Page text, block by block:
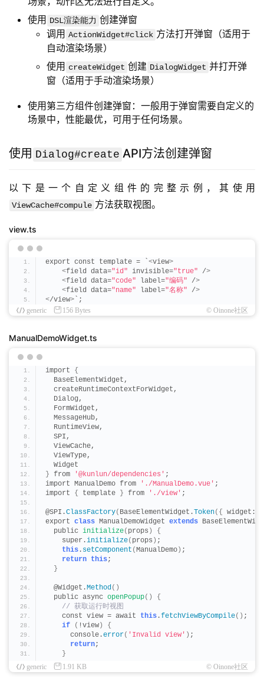
使用 DSL渲染能力 创建弹窗
调用 ActionWidget#click 方法打开弹窗（适用于
自动渲染场景）
使用 createWidget 创建 DialogWidget 并打开弹
窗（适用于手动渲染场景）
使用第三方组件创建弹窗：一般用于弹窗需要自定义的
场景中，性能最优，可用于任何场景。
使用 Dialog#create API方法创建弹窗
以下是一个自定义组件的完整示例，其使用
ViewCache#compule 方法获取视图。
view.ts
export const template = ` <view>
<field data="id" invisible="true" />
<field data="code" label="编码" />
<field data="name" label="名称" />
</view> `;
generic
156 Bytes © Oinone社区
ManualDemoWidget.ts
import {
  BaseElementWidget,
  createRuntimeContextForWidget,
  Dialog,
  FormWidget,
  MessageHub,
  RuntimeView,
  SPI,
  ViewCache,
  ViewType,
  Widget
} from '@kunlun/dependencies' ;
import ManualDemo from
'./ManualDemo.vue' ;
import { template } from './view' ;
@SPI.ClassFactory( BaseElementWidget.Token({ widget:
export class ManualDemoWidget extends
  public
initialize( props )
{
    super.
initialize( props ) ;
this . setComponent (ManualDemo ) ;
return this;
}
  @Widget.
Method()
  public async
openPopup()
{
// 获取运行时视图
    const view = await
this .fetchViewByCompile() ;
if
( !view )
{
      console.
error( 'Invalid view' ) ;
return;
}
// 创建运行时上下文
generic 1.91 KB © Oinone社区